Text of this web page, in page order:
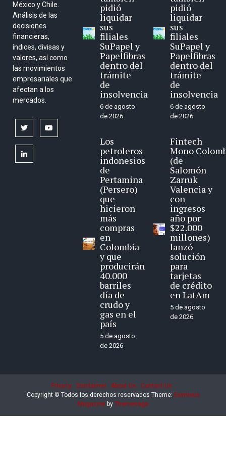
México y Chile.
Análisis de las
decisiones
financieras,
índices, divisas y
valores, así como
las movimientos
empresariales que
afectan a los
mercados.
twitter
linkedin
pidió
liquidar
sus
filiales
SuPapel y
Papelfibras
dentro del
trámite
de
insolvencia
6 de agosto
de 2026
Los
petroleros
indonesios
de
Pertamina
(Persero)
que
hicieron
más
compras
en
Colombia
y que
producirán
40.000
barriles
día de
crudo y
gas en el
país
5 de agosto
de 2026
pidió
liquidar
sus
filiales
SuPapel y
Papelfibras
dentro del
trámite
de
insolvencia
6 de agosto
de 2026
Fintech
Mono
(de
Salomón
Zarruk
Valencia y
con
ingresos
año por
$22.000
millones)
lanzó
solución
para
tarjetas
de crédito
en LatAm
5 de agosto
de 2026
Privacy Disclaimer About Us
Contact Us
Copyright © Todos los derechos reservados Theme: Eximious
Magazine by Themesaga